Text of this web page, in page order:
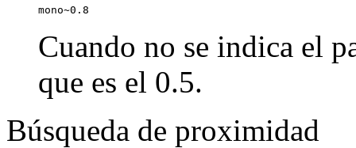
mono~0.8
Cuando no se indica el
que es el 0.5.
Búsqueda de proximidad